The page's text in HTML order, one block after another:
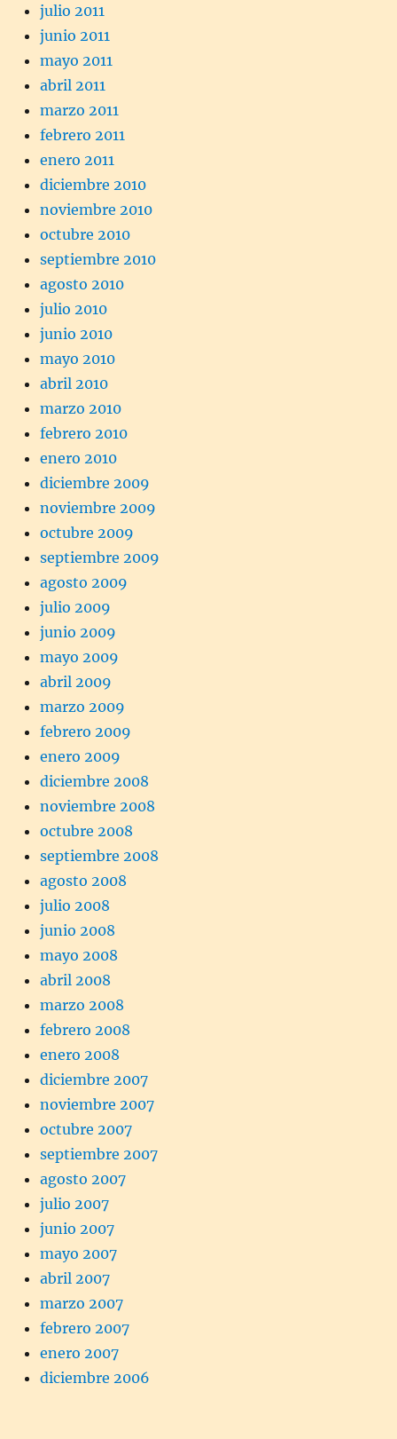
julio 2011
junio 2011
mayo 2011
abril 2011
marzo 2011
febrero 2011
enero 2011
diciembre 2010
noviembre 2010
octubre 2010
septiembre 2010
agosto 2010
julio 2010
junio 2010
mayo 2010
abril 2010
marzo 2010
febrero 2010
enero 2010
diciembre 2009
noviembre 2009
octubre 2009
septiembre 2009
agosto 2009
julio 2009
junio 2009
mayo 2009
abril 2009
marzo 2009
febrero 2009
enero 2009
diciembre 2008
noviembre 2008
octubre 2008
septiembre 2008
agosto 2008
julio 2008
junio 2008
mayo 2008
abril 2008
marzo 2008
febrero 2008
enero 2008
diciembre 2007
noviembre 2007
octubre 2007
septiembre 2007
agosto 2007
julio 2007
junio 2007
mayo 2007
abril 2007
marzo 2007
febrero 2007
enero 2007
diciembre 2006